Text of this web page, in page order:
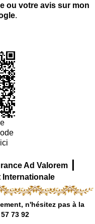
ou votre avis sur mon
.
Ad Valorem |
Internationale
n'hésitez pas à la
73 92